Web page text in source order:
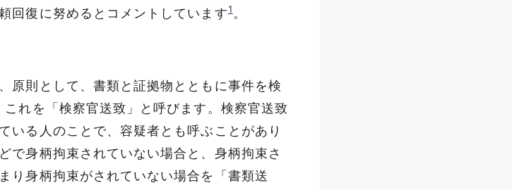
回復に努めるとコメントしています1。
原則として、書類と証拠物とともに事件を検
これを「検察官送致」と呼びます。検察官送致
いる人のことで、容疑者とも呼ぶことがあり
で身柄拘束されていない場合と、身柄拘束さ
り身柄拘束がされていない場合を「書類送